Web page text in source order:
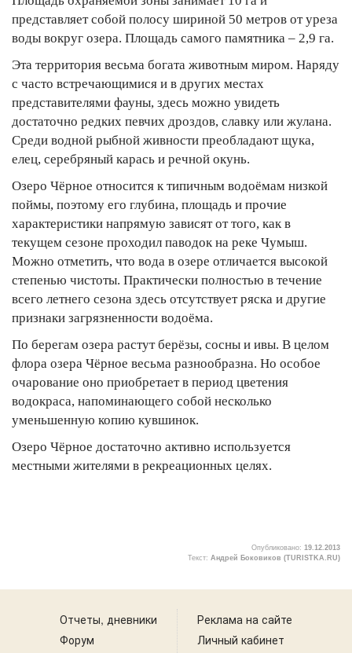
представляет собой полосу шириной 50 метров от уреза
воды вокруг озера. Площадь самого памятника – 2,9 га.
Эта территория весьма богата животным миром. Наряду
с часто встречающимися и в других местах
представителями фауны, здесь можно увидеть
достаточно редких певчих дроздов, славку или жулана.
Среди водной рыбной живности преобладают щука,
елец, серебряный карась и речной окунь.
Озеро Чёрное относится к типичным водоёмам низкой
поймы, поэтому его глубина, площадь и прочие
характеристики напрямую зависят от того, как в
текущем сезоне проходил паводок на реке Чумыш.
Можно отметить, что вода в озере отличается высокой
степенью чистоты. Практически полностью в течение
всего летнего сезона здесь отсутствует ряска и другие
признаки загрязненности водоёма.
По берегам озера растут берёзы, сосны и ивы. В целом
флора озера Чёрное весьма разнообразна. Но особое
очарование оно приобретает в период цветения
водокраса, напоминающего собой несколько
уменьшенную копию кувшинок.
Озеро Чёрное достаточно активно используется
местными жителями в рекреационных целях.
Опубликовано: 19.12.2013
Текст: Андрей Боковиков (TURISTKA.RU)
Отчеты, дневники
Форум
Реклама на сайте
Личный кабинет